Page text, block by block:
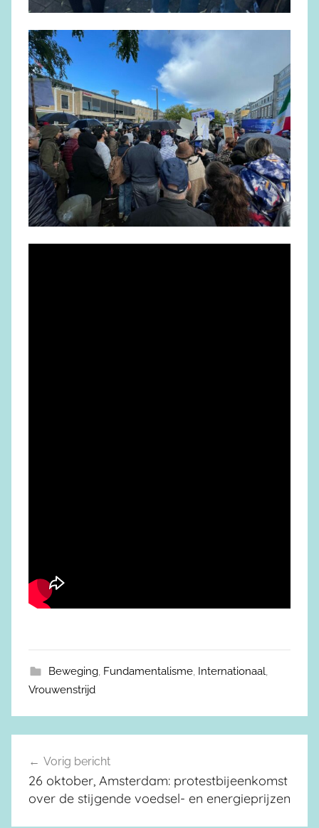
Beweging, Fundamentalisme, Internationaal,
Vrouwenstrijd
Berichtnavigatie
Vorig bericht
26 oktober, Amsterdam: protestbijeenkomst
over de stijgende voedsel- en energieprijzen